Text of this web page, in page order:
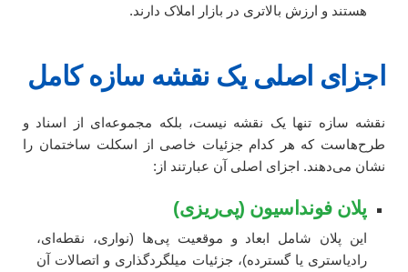
هستند و ارزش بالاتری در بازار املاک دارند.
اجزای اصلی یک نقشه سازه کامل
نقشه سازه تنها یک نقشه نیست، بلکه مجموعه‌ای از اسناد و
طرح‌هاست که هر کدام جزئیات خاصی از اسکلت ساختمان را
نشان می‌دهند. اجزای اصلی آن عبارتند از:
پلان فونداسیون (پی‌ریزی)
این پلان شامل ابعاد و موقعیت پی‌ها (نواری، نقطه‌ای،
رادیاستری یا گسترده)، جزئیات میلگردگذاری و اتصالات آن